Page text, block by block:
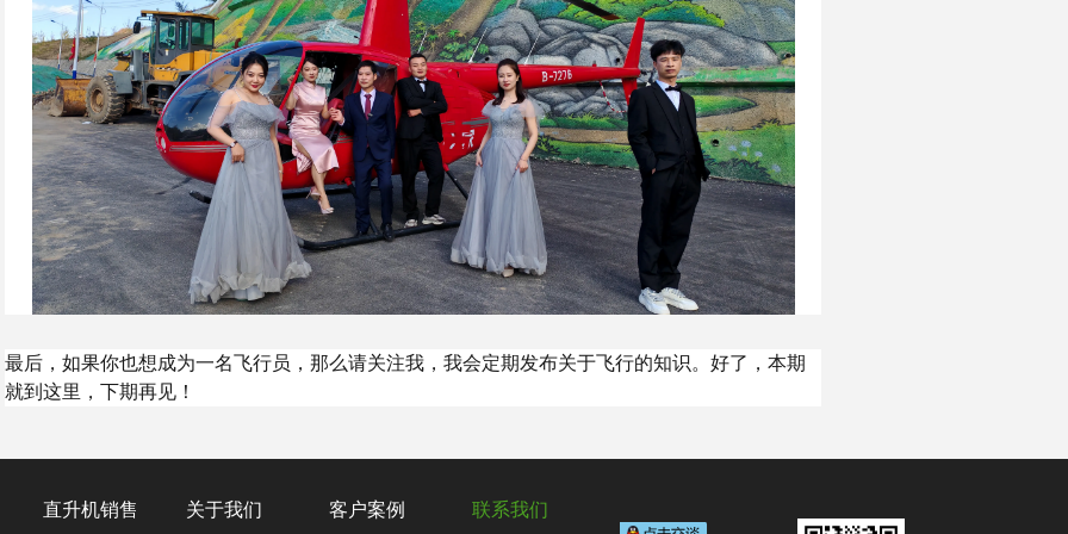
最后，如果你也想成为一名飞行员，那么请关注我，我会定期发布关于飞行的知识。好了，本期
就到这里，下期再见！
直升机销售 关于我们 客户案例 联系我们